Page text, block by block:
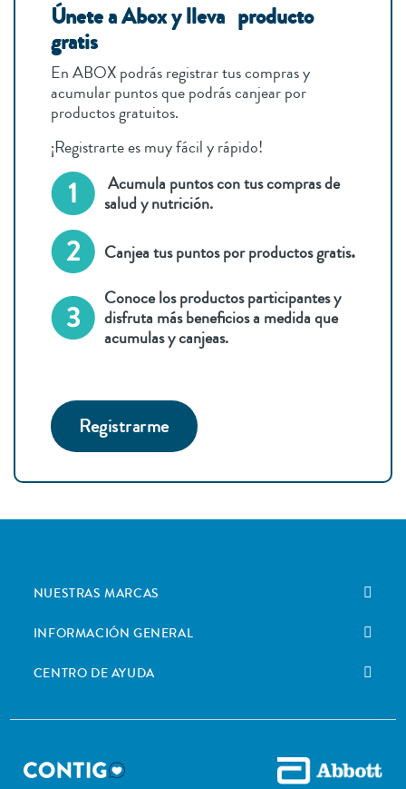
Únete a Abox y lleva producto
gratis
En ABOX podrás registrar tus compras y
acumular puntos que podrás canjear por
productos gratuitos.
¡Registrarte es muy fácil y rápido!
Acumula puntos con tus compras de
salud y nutrición.
Canjea tus puntos por productos gratis.
Conoce los productos participantes y
disfruta más beneficios a medida que
acumulas y canjeas.
Registrarme
NUESTRAS MARCAS
INFORMACIÓN GENERAL
CENTRO DE AYUDA